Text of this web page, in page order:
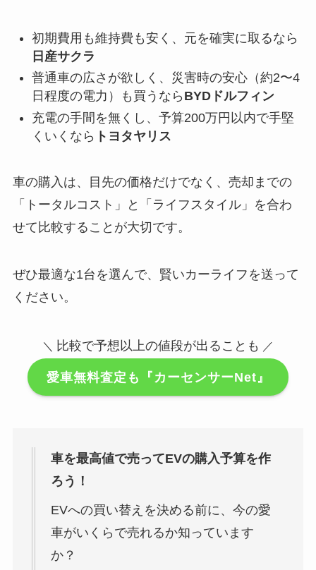
初期費用も維持費も安く、元を確実に取るなら
日産サクラ
普通車の広さが欲しく、災害時の安心（約2〜4
日程度の電力）も買うなら BYDドルフィン
充電の手間を無くし、予算200万円以内で手堅
くいくなら トヨタヤリス
車の購入は、目先の価格だけでなく、売却までの
「トータルコスト」と「ライフスタイル」を合わ
せて比較することが大切です。
ぜひ最適な1台を選んで、賢いカーライフを送って
ください。
＼ 比較で予想以上の値段が出ることも ／
愛車無料査定も『カーセンサーNet』
車を最高値で売ってEVの購入予算を作
ろう！
EVへの買い替えを決める前に、今の愛
車がいくらで売れるか知っています
か？